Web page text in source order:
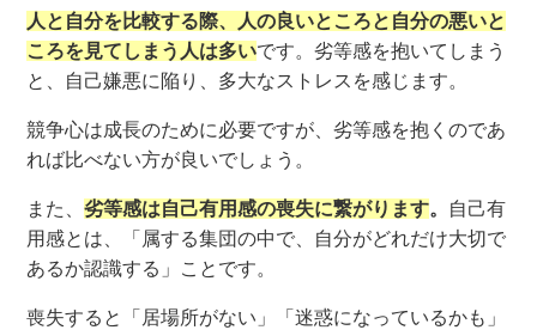
人と自分を比較する際、人の良いところと自分の悪いと
ころを見てしまう人は多いです。劣等感を抱いてしまう
と、自己嫌悪に陥り、多大なストレスを感じます。
競争心は成長のために必要ですが、劣等感を抱くのであ
れば比べない方が良いでしょう。
また、劣等感は自己有用感の喪失に繋がります。 自己有
用感とは、「属する集団の中で、自分がどれだけ大切で
あるか認識する」ことです。
喪失すると「居場所がない」「迷惑になっているかも」